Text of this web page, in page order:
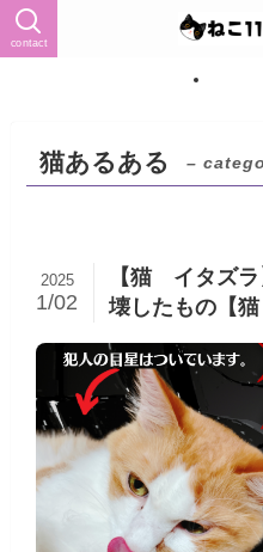
contact
ール（猫怖い→猫LOVEに） トッ
猫あるある –
【猫 イタズ
壊したもの【
2025
1/02